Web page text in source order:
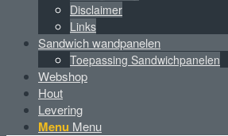
Disclaimer
Links
Sandwich wandpanelen
Toepassing Sandwichpanelen
Webshop
Hout
Levering
Menu Menu